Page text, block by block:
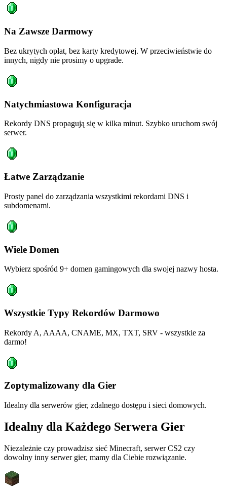
Na Zawsze Darmowy
Bez ukrytych opłat, bez karty kredytowej. W przeciwieństwie do
innych, nigdy nie prosimy o upgrade.
Natychmiastowa Konfiguracja
Rekordy DNS propagują się w kilka minut. Szybko uruchom swój
serwer.
Łatwe Zarządzanie
Prosty panel do zarządzania wszystkimi rekordami DNS i
subdomenami.
Wiele Domen
Wybierz spośród 9+ domen gamingowych dla swojej nazwy hosta.
Wszystkie Typy Rekordów Darmowo
Rekordy A, AAAA, CNAME, MX, TXT, SRV - wszystkie za
darmo!
Zoptymalizowany dla Gier
Idealny dla serwerów gier, zdalnego dostępu i sieci domowych.
Idealny dla Każdego Serwera Gier
Niezależnie czy prowadzisz sieć Minecraft, serwer CS2 czy
dowolny inny serwer gier, mamy dla Ciebie rozwiązanie.